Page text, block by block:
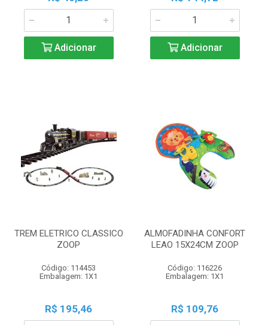
Adicionar Adicionar
TREM ELETRICO CLASSICO
ZOOP
Código: 114453
Embalagem: 1X1
R$ 195,46
ALMOFADINHA CONFORT
LEAO 15X24CM ZOOP
Código: 116226
Embalagem: 1X1
R$ 109,76